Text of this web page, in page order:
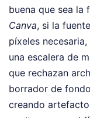
buena que sea la
Canva, si la
píxeles
una escalera de
que rechazan
borrador de
creando